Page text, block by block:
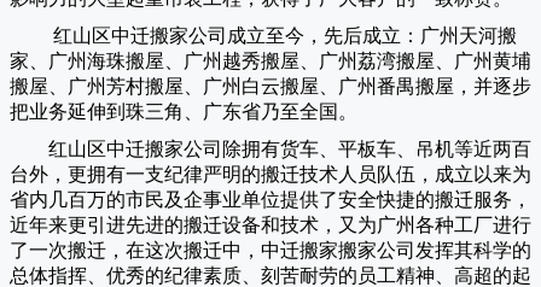
红山区中迁搬家公司成立至今，先后成立：广州天河搬
家、广州海珠搬屋、广州越秀搬屋、广州荔湾搬屋、广州黄埔
搬屋、广州芳村搬屋、广州白云搬屋、广州番禺搬屋，并逐步
把业务延伸到珠三角、广东省乃至全国。
红山区中迁搬家公司除拥有货车、平板车、吊机等近两百
台外，更拥有一支纪律严明的搬迁技术人员队伍，成立以来为
省内几百万的市民及企事业单位提供了安全快捷的搬迁服务，
近年来更引进先进的搬迁设备和技术，又为广州各种工厂进行
了一次搬迁，在这次搬迁中， 中迁搬家搬家公司发挥其科学的
总体指挥、优秀的纪律素质、刻苦耐劳的员工精神、高超的起